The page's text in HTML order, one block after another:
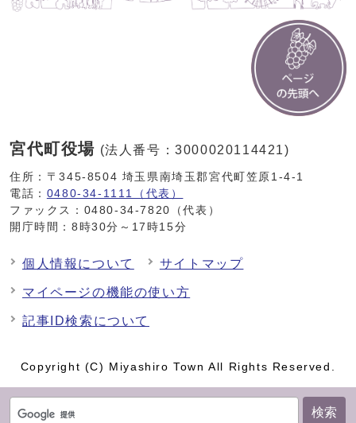
検索
宮代町役場 (法人番号：3000020114421)
住所：〒345-8504 埼玉県南埼玉郡宮代町笠原1-4-1
電話： 0480-34-1111（代表）
ファックス：0480-34-7820（代表）
開庁時間：8時30分～17時15分
個人情報について サイトマップ
マイページの機能の使い方
記事ID検索について
Copyright (C) Miyashiro Town All Rights Reserved.